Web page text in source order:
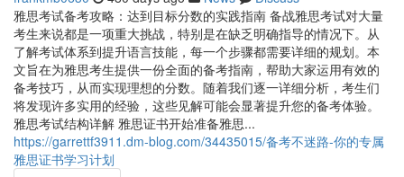
雅思考试备考攻略：达到目标分数的实践指南 备战雅思考试对大量
考生来说都是一项重大挑战，特别是在缺乏明确指导的情况下。从
了解考试体系到提升语言技能，每一个步骤都需要详细的规划。本
文旨在为雅思考生提供一份全面的备考指南，帮助大家运用有效的
备考技巧，从而实现理想的分数。随着我们逐一详细分析，考生们
将发现许多实用的经验，这些见解可能会显著提升您的备考体验。
雅思考试结构详解 雅思证书开始准备雅思...
https://garrettf3911.dm-blog.com/34435015/备考不迷路-你的专属
雅思证书学习计划